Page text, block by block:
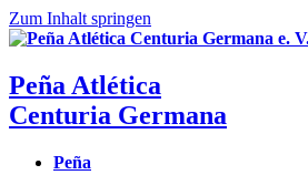
Zum Inhalt springen
Peña Atlética
Centuria Germana
Peña